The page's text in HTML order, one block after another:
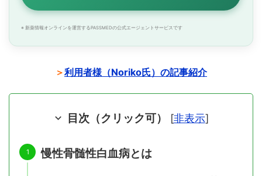
※ 新薬情報オンラインを運営するPASSMEDの公式エージェントサービスです
＞利用者様（Noriko氏）の記事紹介
目次（クリック可） [非表示]
慢性骨髄性白血病とは